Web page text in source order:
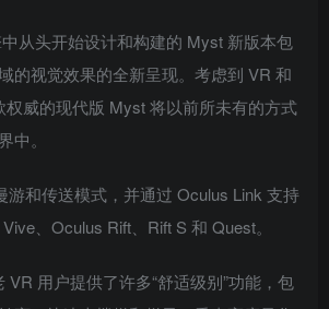
从头开始设计和构建的 Myst 新版本包
的视觉效果的全新呈现。考虑到 VR 和
威的现代版 Myst 将以前所未有的方式
中。
游和传送模式，并通过 Oculus Link 支持
、Oculus Rift、Rift S 和 Quest。
VR 用户提供了许多“舒适级别”功能，包